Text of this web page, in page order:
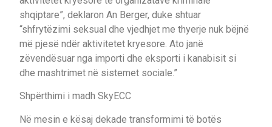
shqiptare”, deklaron An Berger, duke shtuar
“shfrytëzimi seksual dhe vjedhjet me thyerje nuk bëjnë
më pjesë ndër aktivitetet kryesore. Ato janë
zëvendësuar nga importi dhe eksporti i kanabisit si
dhe mashtrimet në sistemet sociale.”
Shpërthimi i madh SkyECC
Në mesin e kësaj dekade transformimi të botës